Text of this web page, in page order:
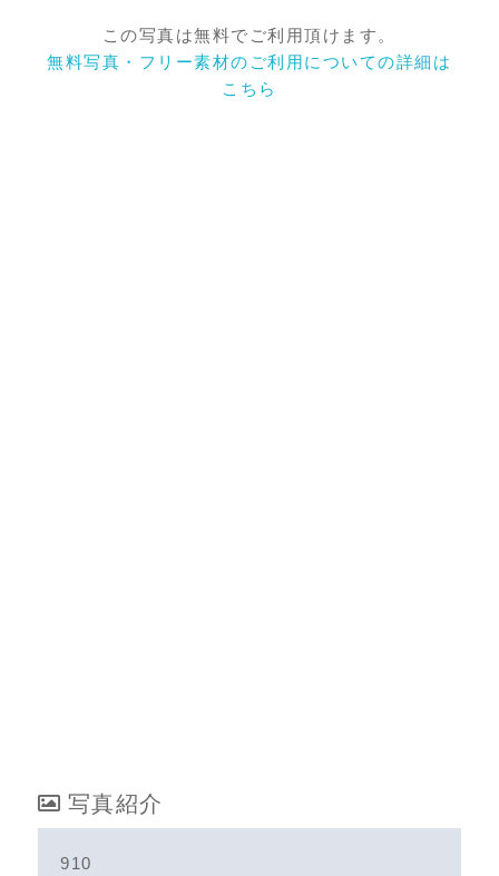
この写真は無料でご利用頂けます。
無料写真・フリー素材のご利用についての詳細は
こちら
写真紹介
910